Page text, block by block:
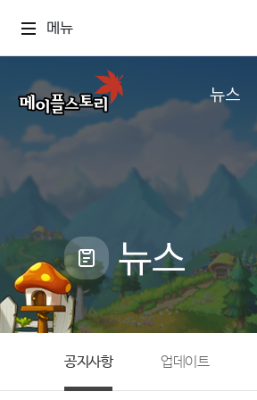
메뉴
뉴스
공지사항
업데이트
캐시샵 공지
메이플 알림판
with maple
뉴스
공지사항 업데이트